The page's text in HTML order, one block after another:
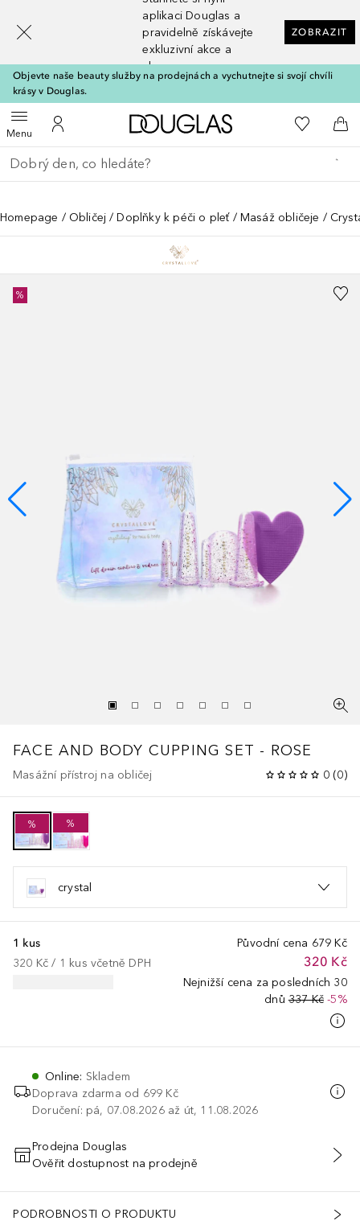
aplikaci Douglas a
pravidelně získávejte
exkluzivní akce a
slevy
ZOBRAZIT
Objevte naše beauty služby na prodejnách a vychutnejte si svojí chvíli
krásy v Douglas.
MenuOtevřít menuK mému účtu
Domů K mému
Do
Vraťte se
Proveďte vyhledávání
Homepage Obličej Doplňky k péči o pleť Masáž obličeje
%
FACE AND BODY CUPPING SET - ROSE
Masážní přístroj na obličej 0 (0)
% %
crystal
Původní cena 679 Kč
320 Kč
Nejnižší cena za posledních 30
dnů 337 Kč -5%
1 kus
320 Kč / 1 kus včetně DPH
Online: Skladem
Doprava zdarma od 699 Kč
Doručení: pá, 07.08.2026 až út, 11.08.2026
PŘIDAT DO KOŠÍKU
Prodejna Douglas
Ověřit dostupnost na prodejně
PODROBNOSTI O PRODUKTU
[navigation.slideout.screenreader]